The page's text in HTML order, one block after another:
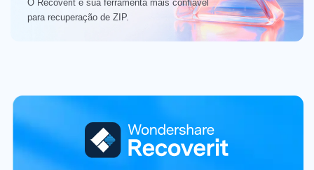
O Recoverit é sua ferramenta mais confiável
para recuperação de ZIP.